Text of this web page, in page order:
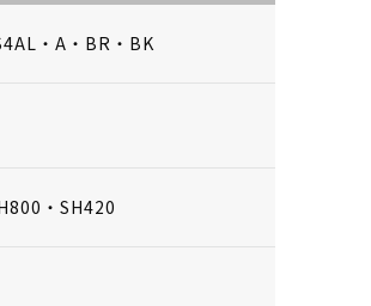
・A・BR・BK
・SH420